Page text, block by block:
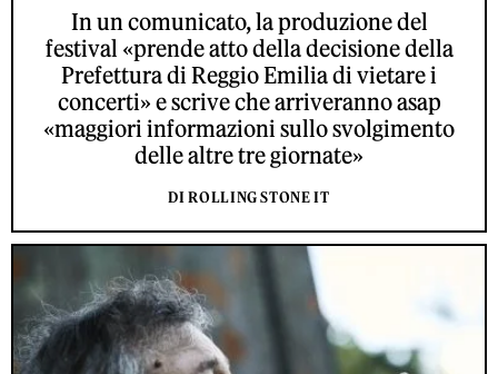
In un comunicato, la produzione del
festival «prende atto della decisione della
Prefettura di Reggio Emilia di vietare i
concerti» e scrive che arriveranno asap
«maggiori informazioni sullo svolgimento
delle altre tre giornate»
DI ROLLING STONE IT